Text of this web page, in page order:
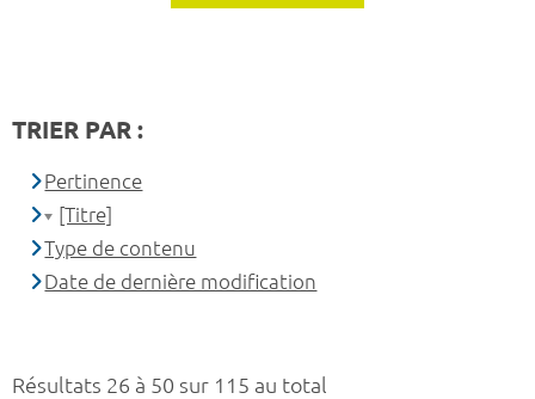
Résultats 26 à 50 sur 115 au total
TRIER PAR :
Pertinence
[Titre]
Type de contenu
Date de dernière modification